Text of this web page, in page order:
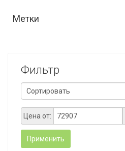
Метки
Фильтр
Цена от:
Применить